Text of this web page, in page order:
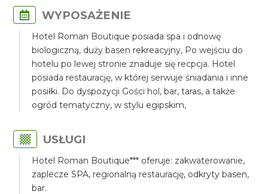
WYPOSAŻENIE
Hotel Roman Boutique posiada spa i odnowę
biologiczną, duży basen rekreacyjny, Po wejściu do
hotelu po lewej stronie znaduje się recpcja. Hotel
posiada restaurację, w której serwuje śniadania i inne
posiłki. Do dyspozycji Gości hol, bar, taras, a także
ogród tematyczny, w stylu egipskim,
USŁUGI
Hotel Roman Boutique*** oferuje: zakwaterowanie,
zaplecze SPA, regionalną restaurację, odkryty basen,
bar.